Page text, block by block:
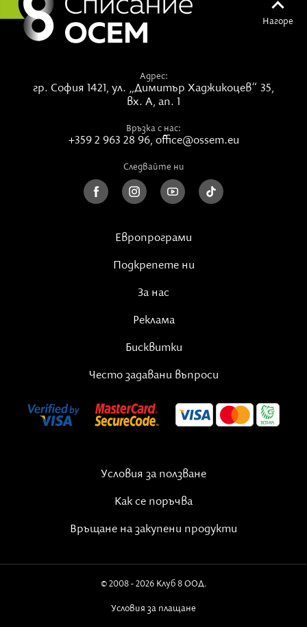
Нагоре
Адрес:
гр. София 1421, ул. „Димитър Хаджикоцев“ 35,
вх. А, ап. 1
Връзка с нас:
+359 2 963 28 96, office@ossem.eu
Следвайте ни
Европрограми
Подкрепете ни
За нас
Реклама
Бисквитки
Често задавани въпроси
Условия за ползване
Как се поръчва
Връщане на закупени продукти
© 2008 - 2026 Клуб 8 ООД.
Условия за плащане